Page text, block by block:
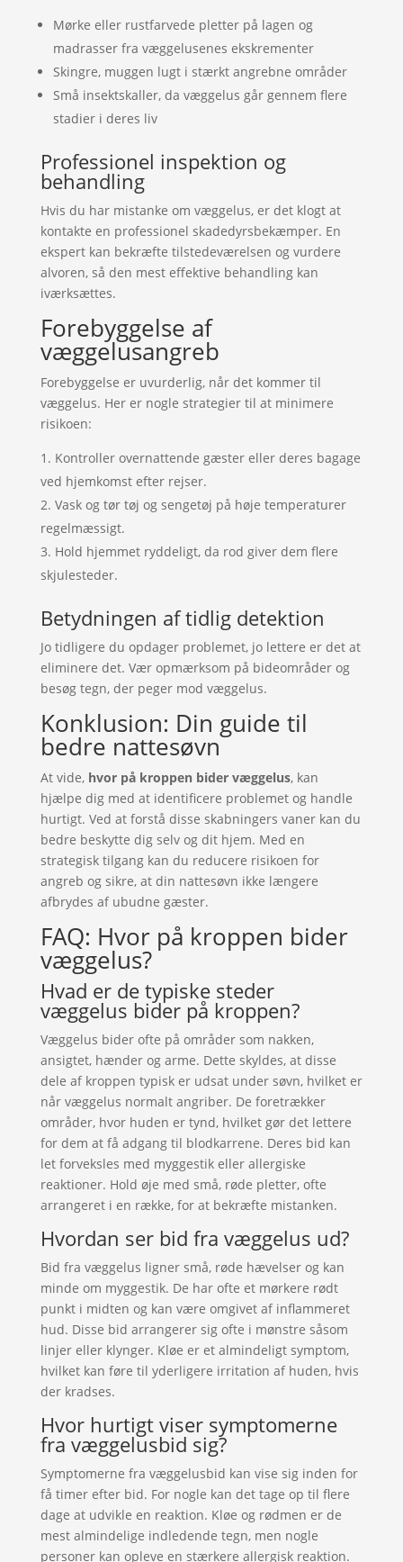
Mørke eller rustfarvede pletter på lagen og
madrasser fra væggelusenes ekskrementer
Skingre, muggen lugt i stærkt angrebne områder
Små insektskaller, da væggelus går gennem flere
stadier i deres liv
Professionel inspektion og
behandling
Hvis du har mistanke om væggelus, er det klogt at
kontakte en professionel skadedyrsbekæmper. En
ekspert kan bekræfte tilstedeværelsen og vurdere
alvoren, så den mest effektive behandling kan
iværksættes.
Forebyggelse af
væggelusangreb
Forebyggelse er uvurderlig, når det kommer til
væggelus. Her er nogle strategier til at minimere
risikoen:
Kontroller overnattende gæster eller deres bagage
ved hjemkomst efter rejser.
Vask og tør tøj og sengetøj på høje temperaturer
regelmæssigt.
Hold hjemmet ryddeligt, da rod giver dem flere
skjulesteder.
Betydningen af tidlig detektion
Jo tidligere du opdager problemet, jo lettere er det at
eliminere det. Vær opmærksom på bideområder og
besøg tegn, der peger mod væggelus.
Konklusion: Din guide til
bedre nattesøvn
At vide, hvor på kroppen bider væggelus, kan
hjælpe dig med at identificere problemet og handle
hurtigt. Ved at forstå disse skabningers vaner kan du
bedre beskytte dig selv og dit hjem. Med en
strategisk tilgang kan du reducere risikoen for
angreb og sikre, at din nattesøvn ikke længere
afbrydes af ubudne gæster.
FAQ: Hvor på kroppen bider
væggelus?
Hvad er de typiske steder
væggelus bider på kroppen?
Væggelus bider ofte på områder som nakken,
ansigtet, hænder og arme. Dette skyldes, at disse
dele af kroppen typisk er udsat under søvn, hvilket er
når væggelus normalt angriber. De foretrækker
områder, hvor huden er tynd, hvilket gør det lettere
for dem at få adgang til blodkarrene. Deres bid kan
let forveksles med myggestik eller allergiske
reaktioner. Hold øje med små, røde pletter, ofte
arrangeret i en række, for at bekræfte mistanken.
Hvordan ser bid fra væggelus ud?
Bid fra væggelus ligner små, røde hævelser og kan
minde om myggestik. De har ofte et mørkere rødt
punkt i midten og kan være omgivet af inflammeret
hud. Disse bid arrangerer sig ofte i mønstre såsom
linjer eller klynger. Kløe er et almindeligt symptom,
hvilket kan føre til yderligere irritation af huden, hvis
der kradses.
Hvor hurtigt viser symptomerne
fra væggelusbid sig?
Symptomerne fra væggelusbid kan vise sig inden for
få timer efter bid. For nogle kan det tage op til flere
dage at udvikle en reaktion. Kløe og rødmen er de
mest almindelige indledende tegn, men nogle
personer kan opleve en stærkere allergisk reaktion.